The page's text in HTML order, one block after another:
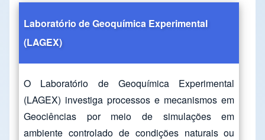
Laboratório de Geoquímica Experimental
(LAGEX)
O Laboratório de Geoquímica Experimental
(LAGEX) investiga processos e mecanismos em
Geociências por meio de simulações em
ambiente controlado de condições naturais ou